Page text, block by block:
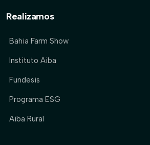
Realizamos
Bahia Farm Show
Instituto Aiba
Fundesis
Programa ESG
Aiba Rural